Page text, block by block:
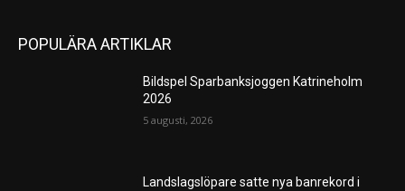
POPULÄRA ARTIKLAR
Bildspel Sparbanksjoggen Katrineholm
2026
5 augusti, 2026
Landslagslöpare satte nya banrekord i